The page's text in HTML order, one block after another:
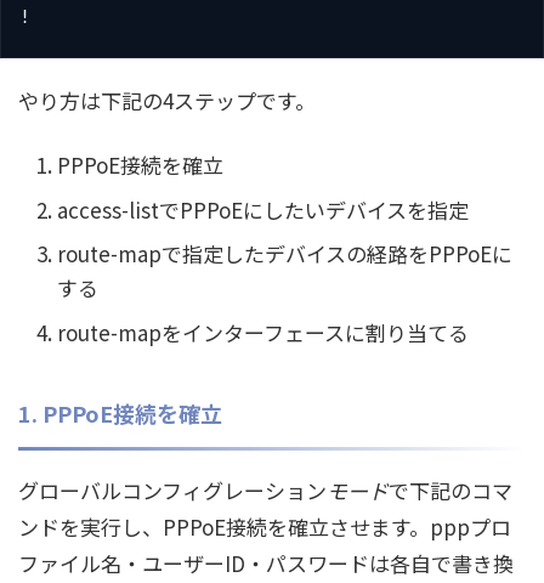
!
やり方は下記の4ステップです。
PPPoE接続を確立
access-listでPPPoEにしたいデバイスを指定
route-mapで指定したデバイスの経路をPPPoEに
する
route-mapをインターフェースに割り当てる
1. PPPoE接続を確立
グローバルコンフィグレーションモードで下記のコマ
ンドを実行し、PPPoE接続を確立させます。pppプロ
ファイル名・ユーザーID・パスワードは各自で書き換